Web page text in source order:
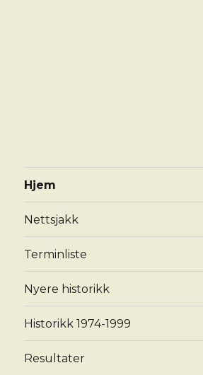
Hjem
Nettsjakk
Terminliste
Nyere historikk
Historikk 1974-1999
Resultater